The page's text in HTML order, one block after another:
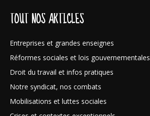
TOUT NOS ARTICLES
Entreprises et grandes enseignes
Réformes sociales et lois gouvernementales
Droit du travail et infos pratiques
Notre syndicat, nos combats
Mobilisations et luttes sociales